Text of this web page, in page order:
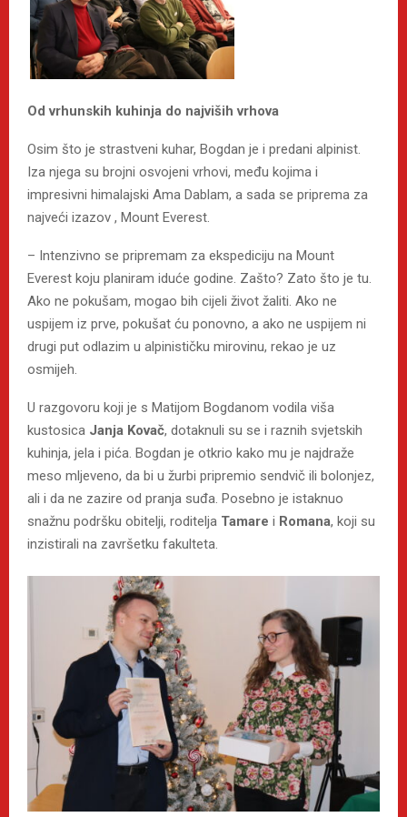
Od vrhunskih kuhinja do najviših vrhova
Osim što je strastveni kuhar, Bogdan je i predani alpinist.
Iza njega su brojni osvojeni vrhovi, među kojima i
impresivni himalajski Ama Dablam, a sada se priprema za
najveći izazov , Mount Everest.
– Intenzivno se pripremam za ekspediciju na Mount
Everest koju planiram iduće godine. Zašto? Zato što je tu.
Ako ne pokušam, mogao bih cijeli život žaliti. Ako ne
uspijem iz prve, pokušat ću ponovno, a ako ne uspijem ni
drugi put odlazim u alpinističku mirovinu, rekao je uz
osmijeh.
U razgovoru koji je s Matijom Bogdanom vodila viša
kustosica Janja Kovač, dotaknuli su se i raznih svjetskih
kuhinja, jela i pića. Bogdan je otkrio kako mu je najdraže
meso mljeveno, da bi u žurbi pripremio sendvič ili bolonjez,
ali i da ne zazire od pranja suđa. Posebno je istaknuo
snažnu podršku obitelji, roditelja Tamare i Romana, koji su
inzistirali na završetku fakulteta.